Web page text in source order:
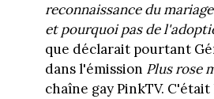
reconnaissance du
et pourquoi pas de
que déclarait pourtant
dans l'émission Plus rose
chaîne gay PinkTV.